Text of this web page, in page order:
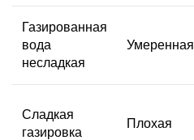
Газированная
вода
несладкая
Умеренная
Сладкая
газировка
Плохая